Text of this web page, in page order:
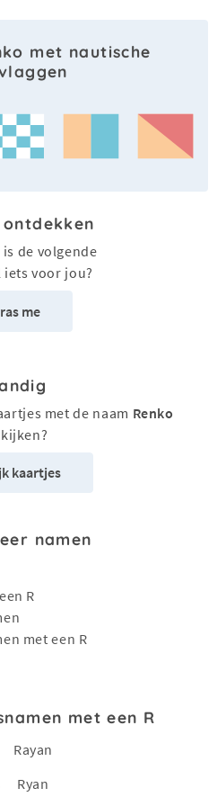
met nautische
ontdekken
de volgende
iets voor jou?
me
met de naam Renko
kaartjes
namen
R
met een R
met een R
Rayan
Ryan